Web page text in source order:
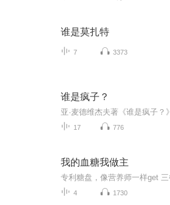
谁是莫扎特
7 3373
谁是疯子？
亚·麦德维杰夫著《谁是疯子？》
17 776
我的血糖我做主
4 1730